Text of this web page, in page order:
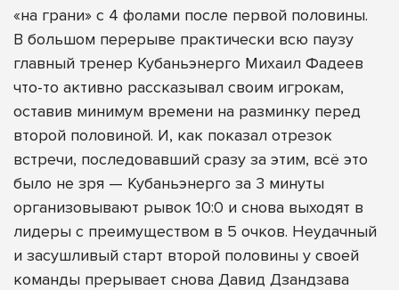
«на грани» с 4 фолами после первой половины.
В большом перерыве практически всю паузу
главный тренер Кубаньэнерго Михаил Фадеев
что-то активно рассказывал своим игрокам,
оставив минимум времени на разминку перед
второй половиной. И, как показал отрезок
встречи, последовавший сразу за этим, всё это
было не зря — Кубаньэнерго за 3 минуты
организовывают рывок 10:0 и снова выходят в
лидеры с преимуществом в 5 очков. Неудачный
и засушливый старт второй половины у своей
команды прерывает снова Давид Дзандзава